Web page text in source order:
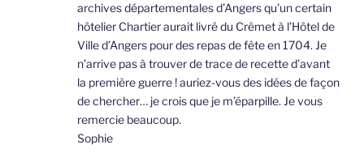
archives départementales d’Angers qu’un certain
hôtelier Chartier aurait livré du Crêmet à l’Hôtel de
Ville d’Angers pour des repas de fête en 1704. Je
n’arrive pas à trouver de trace de recette d’avant
la première guerre ! auriez-vous des idées de façon
de chercher… je crois que je m’éparpille. Je vous
remercie beaucoup.
Sophie